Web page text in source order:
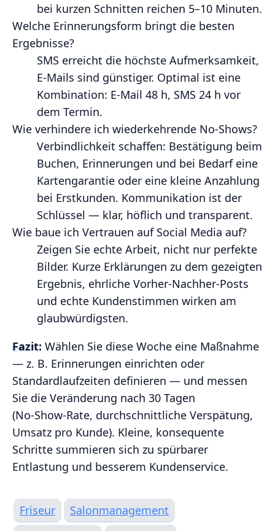
bei kurzen Schnitten reichen 5–10 Minuten.
Welche Erinnerungsform bringt die besten
Ergebnisse?
SMS erreicht die höchste Aufmerksamkeit,
E‑Mails sind günstiger. Optimal ist eine
Kombination: E‑Mail 48 h, SMS 24 h vor
dem Termin.
Wie verhindere ich wiederkehrende No‑Shows?
Verbindlichkeit schaffen: Bestätigung beim
Buchen, Erinnerungen und bei Bedarf eine
Kartengarantie oder eine kleine Anzahlung
bei Erstkunden. Kommunikation ist der
Schlüssel — klar, höflich und transparent.
Wie baue ich Vertrauen auf Social Media auf?
Zeigen Sie echte Arbeit, nicht nur perfekte
Bilder. Kurze Erklärungen zu dem gezeigten
Ergebnis, ehrliche Vorher‑Nachher‑Posts
und echte Kundenstimmen wirken am
glaubwürdigsten.
Fazit: Wählen Sie diese Woche eine Maßnahme
— z. B. Erinnerungen einrichten oder
Standardlaufzeiten definieren — und messen
Sie die Veränderung nach 30 Tagen
(No‑Show‑Rate, durchschnittliche Verspätung,
Umsatz pro Kunde). Kleine, konsequente
Schritte summieren sich zu spürbarer
Entlastung und besserem Kundenservice.
Friseur
Salonmanagement